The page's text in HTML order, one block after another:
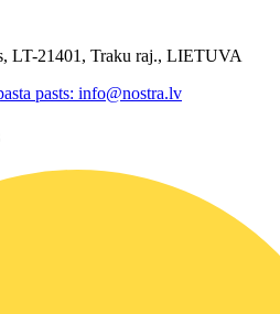
LT-21401, Traku raj., LIETUVA
pasts: info@nostra.lv